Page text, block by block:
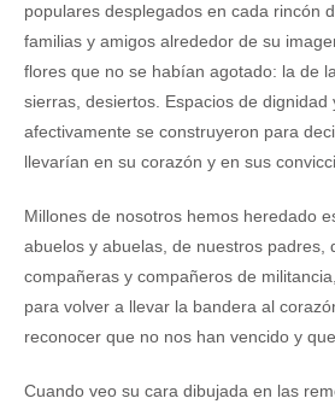
populares desplegados en cada rincón
familias y amigos alrededor de su
flores que no se habían agotado: la de
sierras, desiertos. Espacios de dignidad
afectivamente se construyeron para
llevarían en su corazón y en sus
Millones de nosotros hemos heredado
abuelos y abuelas, de nuestros padres,
compañeras y compañeros de
para volver a llevar la bandera al
reconocer que no nos han vencido y
Cuando veo su cara dibujada en las